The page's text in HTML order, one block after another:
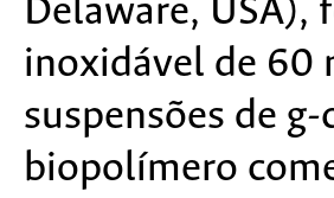
Delaware, USA),
inoxidável de 60
suspensões de
biopolímero